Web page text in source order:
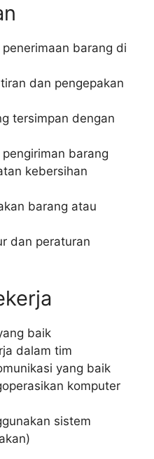
barang di
dan pengepakan
tersimpan dengan
barang
kebersihan
barang atau
dan peraturan
baik
dalam tim
yang baik
komputer
sistem